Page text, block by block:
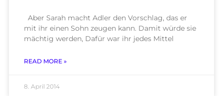
Aber Sarah macht Adler den Vorschlag, das er
mit ihr einen Sohn zeugen kann. Damit würde sie
mächtig werden, Dafür war ihr jedes Mittel
READ MORE »
8. April 2014